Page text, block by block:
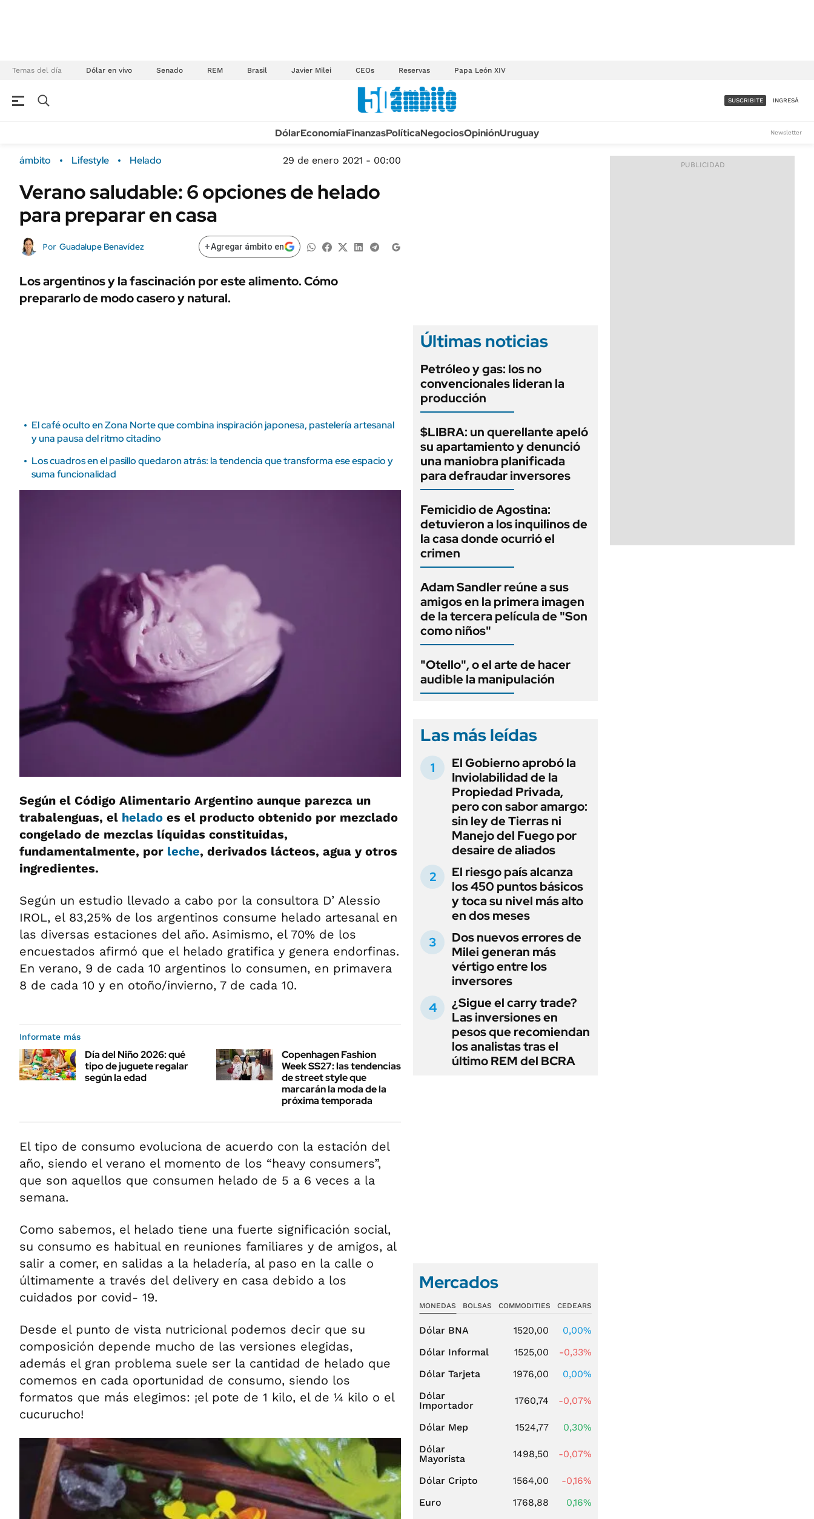
Temas del día Dólar en vivo Senado REM Brasil Javier Milei CEOs Reservas Papa León XIV
Campo
FINANZAS
Mercados
ÁMBITO DEBATE
MEDIAKIT AMBITO DEBATE
Sustentabilidad
POLÍTICA
Municipios
TECNOLOGÍA
MÉXICO
MUNDO
LIFESTYLE
ACCESO FULL - $1.800/MES
SUSCRIBITE INGRESÁ
DólarEconomíaFinanzasPolíticaNegociosOpiniónUruguay Newsletter
ámbito Lifestyle Helado 29 de enero 2021 - 00:00
Verano saludable: 6 opciones de helado
para preparar en casa
Por Guadalupe Benavídez +Agregar ámbito en
Los argentinos y la fascinación por este alimento. Cómo
prepararlo de modo casero y natural.
El café oculto en Zona Norte que combina inspiración japonesa, pastelería artesanal
y una pausa del ritmo citadino
Los cuadros en el pasillo quedaron atrás: la tendencia que transforma ese espacio y
suma funcionalidad
Según el Código Alimentario Argentino aunque parezca un
trabalenguas, el helado es el producto obtenido por mezclado
congelado de mezclas líquidas constituidas,
fundamentalmente, por leche, derivados lácteos, agua y otros
ingredientes.
Según un estudio llevado a cabo por la consultora D’ Alessio
IROL, el 83,25% de los argentinos consume helado artesanal en
las diversas estaciones del año. Asimismo, el 70% de los
encuestados afirmó que el helado gratifica y genera endorfinas.
En verano, 9 de cada 10 argentinos lo consumen, en primavera
8 de cada 10 y en otoño/invierno, 7 de cada 10.
Informate más
Día del Niño 2026: qué
tipo de juguete regalar
según la edad
Copenhagen Fashion
Week SS27: las tendencias
de street style que
marcarán la moda de la
próxima temporada
El tipo de consumo evoluciona de acuerdo con la estación del
año, siendo el verano el momento de los “heavy consumers”,
que son aquellos que consumen helado de 5 a 6 veces a la
semana.
Como sabemos, el helado tiene una fuerte significación social,
su consumo es habitual en reuniones familiares y de amigos, al
salir a comer, en salidas a la heladería, al paso en la calle o
últimamente a través del delivery en casa debido a los
cuidados por covid- 19.
Desde el punto de vista nutricional podemos decir que su
composición depende mucho de las versiones elegidas,
además el gran problema suele ser la cantidad de helado que
comemos en cada oportunidad de consumo, siendo los
formatos que más elegimos: ¡el pote de 1 kilo, el de ¼ kilo o el
cucurucho!
Últimas noticias
Petróleo y gas: los no
convencionales lideran la
producción
$LIBRA: un querellante apeló
su apartamiento y denunció
una maniobra planificada
para defraudar inversores
Femicidio de Agostina:
detuvieron a los inquilinos de
la casa donde ocurrió el
crimen
Adam Sandler reúne a sus
amigos en la primera imagen
de la tercera película de "Son
como niños"
"Otello", o el arte de hacer
audible la manipulación
Las más leídas
El Gobierno aprobó la
Inviolabilidad de la
Propiedad Privada,
pero con sabor amargo:
sin ley de Tierras ni
Manejo del Fuego por
desaire de aliados
El riesgo país alcanza
los 450 puntos básicos
y toca su nivel más alto
en dos meses
Dos nuevos errores de
Milei generan más
vértigo entre los
inversores
¿Sigue el carry trade?
Las inversiones en
pesos que recomiendan
los analistas tras el
último REM del BCRA
Mercados
MONEDAS BOLSAS COMMODITIES CEDEARS
Dólar BNA 1520,00
0,00%
Dólar Informal
1525,00
-0,33%
Dólar Tarjeta
1976,00
0,00%
Dólar
Importador
1760,74 -0,07%
Dólar Mep 1524,77
0,30%
Dólar
Mayorista
1498,50 -0,07%
Dólar Cripto 1564,00
-0,16%
Euro
1768,88
0,16%